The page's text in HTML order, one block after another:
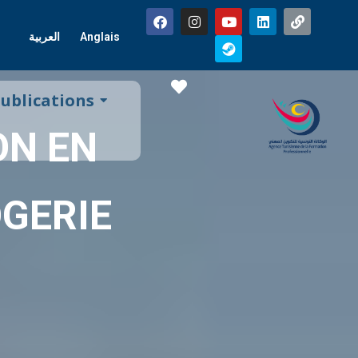
العربية Anglais
Favorite
EN